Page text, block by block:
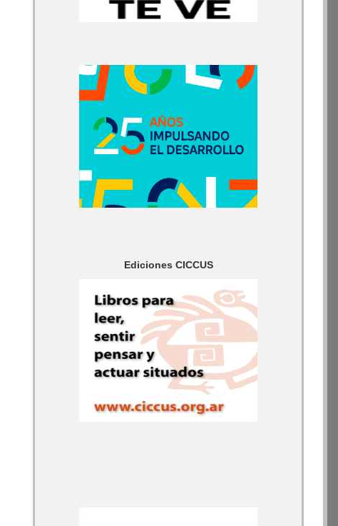
Ediciones CICCUS